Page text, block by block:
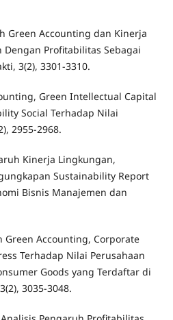
Green Accounting dan Kinerja
Profitabilitas Sebagai
3(2), 3301-3310.
Green Intellectual Capital
Social Terhadap Nilai
2955-2968.
Kinerja Lingkungan,
Sustainability Report
Bisnis Manajemen dan
Green Accounting, Corporate
Terhadap Nilai Perusahaan
Goods yang Terdaftar di
3035-3048.